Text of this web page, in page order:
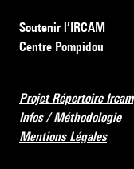
Soutenir l’IRCAM
Centre Pompidou
Projet Répertoire Ircam
Infos / Méthodologie
Mentions Légales